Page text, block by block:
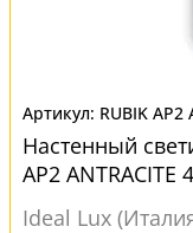
RUBIK AP2
Настенный
AP2
Ideal Lux